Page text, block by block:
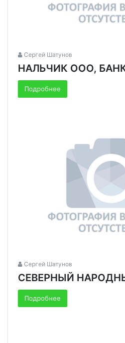
Сергей Шатунов
НАЛЬЧИК ООО,
Подробнее
Сергей Шатунов
СЕВЕРНЫЙ
Подробнее